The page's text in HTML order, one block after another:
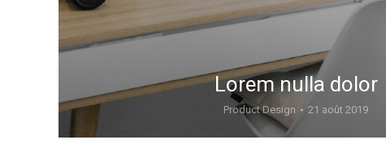
Lorem nulla dolor
Product Design 21 août 2019